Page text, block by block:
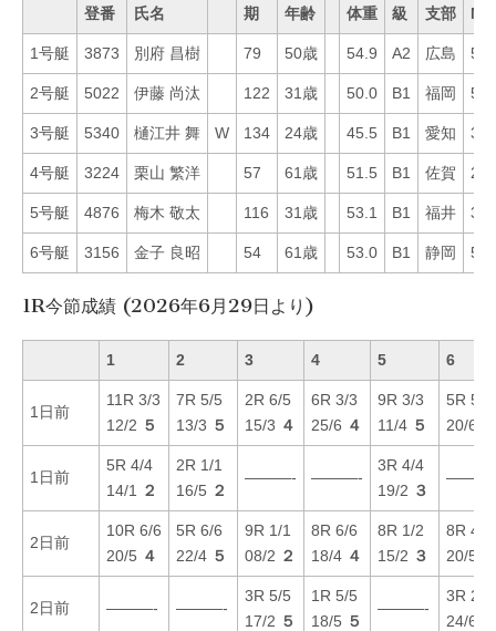
登番 氏名 期 年齢 体重 級 支部 Mo
1号艇 3873 別府 昌樹 79 50歳 54.9 A2 広島 50
2号艇 5022 伊藤 尚汰 122 31歳 50.0 B1 福岡 55
3号艇 5340 樋江井 舞 W 134 24歳 45.5 B1 愛知 36
4号艇 3224 栗山 繁洋 57 61歳 51.5 B1 佐賀 21
5号艇 4876 梅木 敬太 116 31歳 53.1 B1 福井 31
6号艇 3156 金子 良昭 54 61歳 53.0 B1 静岡 53
1R今節成績 (2026年6月29日より)
1 2 3 4 5 6
1日前
11R 3/3
12/2 ５
7R 5/5
13/3 ５
2R 6/5
15/3 ４
6R 3/3
25/6 ４
9R 3/3
11/4 ５
5R 5/5
20/6
1日前
5R 4/4
14/1
２
2R 1/1
16/5 ２
———- ———-
3R 4/4
19/2 ３
2日前
10R 6/6
20/5 ４
5R 6/6
22/4 ５
9R 1/1
08/2 ２
8R 6/6
18/4 ４
8R 1/2
15/2 ３
8R 4/4
20/5
2日前 ———- ———-
3R 5/5
17/2 ５
1R 5/5
18/5 ５
———-
3R 2/2
24/6